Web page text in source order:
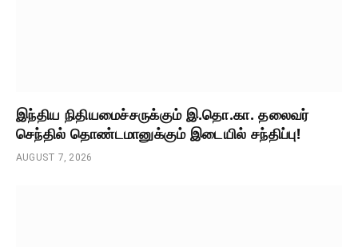
இந்திய நிதியமைச்சருக்கும் இ.தொ.கா. தலைவர்
செந்தில் தொண்டமானுக்கும் இடையில் சந்திப்பு!
AUGUST 7, 2026